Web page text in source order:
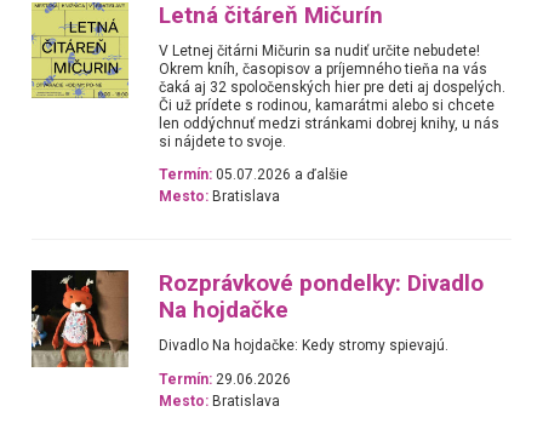
Letná čitáreň Mičurín
V Letnej čitárni Mičurin sa nudiť určite nebudete!
Okrem kníh, časopisov a príjemného tieňa na vás
čaká aj 32 spoločenských hier pre deti aj dospelých.
Či už prídete s rodinou, kamarátmi alebo si chcete
len oddýchnuť medzi stránkami dobrej knihy, u nás
si nájdete to svoje.
Termín: 05.07.2026 a ďalšie
Mesto: Bratislava
Rozprávkové pondelky: Divadlo
Na hojdačke
Divadlo Na hojdačke: Kedy stromy spievajú.
Termín: 29.06.2026
Mesto: Bratislava